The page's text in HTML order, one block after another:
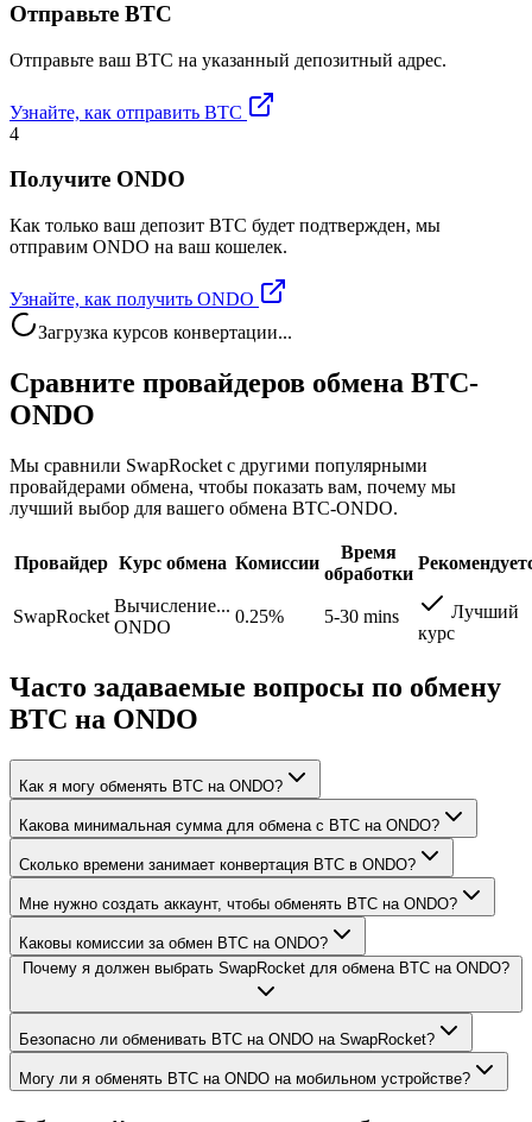
Отправьте BTC
Отправьте ваш BTC на указанный депозитный адрес.
Узнайте, как отправить BTC
4
Получите ONDO
Как только ваш депозит BTC будет подтвержден, мы
отправим ONDO на ваш кошелек.
Узнайте, как получить ONDO
Загрузка курсов конвертации...
Сравните провайдеров обмена BTC-
ONDO
Мы сравнили SwapRocket с другими популярными
провайдерами обмена, чтобы показать вам, почему мы
лучший выбор для вашего обмена BTC-ONDO.
Провайдер Курс обмена Комиссии
Время
обработки
SwapRocket
Вычисление...
ONDO
0.25% 5-30 mins
Лучший
курс
Часто задаваемые вопросы по обмену
BTC на ONDO
Как я могу обменять BTC на ONDO?
Какова минимальная сумма для обмена с BTC на ONDO?
Сколько времени занимает конвертация BTC в ONDO?
Мне нужно создать аккаунт, чтобы обменять BTC на ONDO?
Каковы комиссии за обмен BTC на ONDO?
Почему я должен выбрать SwapRocket для обмена BTC на ONDO?
Безопасно ли обменивать BTC на ONDO на SwapRocket?
Могу ли я обменять BTC на ONDO на мобильном устройстве?